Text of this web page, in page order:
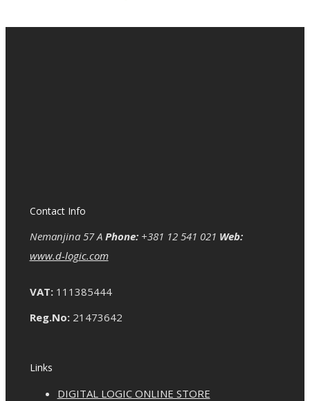
Contact Info
Nemanjina 57 A Phone:+381 12 541 021 Web:
www.d-logic.com
VAT:111385444
Reg.No:21473642
Links
DIGITAL LOGIC ONLINE STORE